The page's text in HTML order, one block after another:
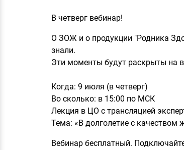
В четверг вебинар!
О ЗОЖ и о продукции "Родника
знали.
Эти моменты будут раскрыты на
Когда: 9 июля (в четверг)
Во сколько: в 15:00 по МСК
Лекция в ЦО с трансляцией
Тема: «В долголетие с качеством
Вебинар бесплатный.